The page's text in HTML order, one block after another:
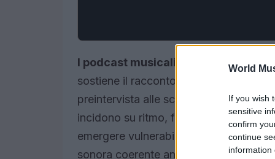
World
If you wish
sensitive
confirm
continue
information
I podcast musicali funzionano
sostiene il racconto. Per arrivarci
preintervista alle scelte di montaggio
incidono su ritmo, fiducia e legalità
emergere vulnerabilità senza
sonora coerente anche con